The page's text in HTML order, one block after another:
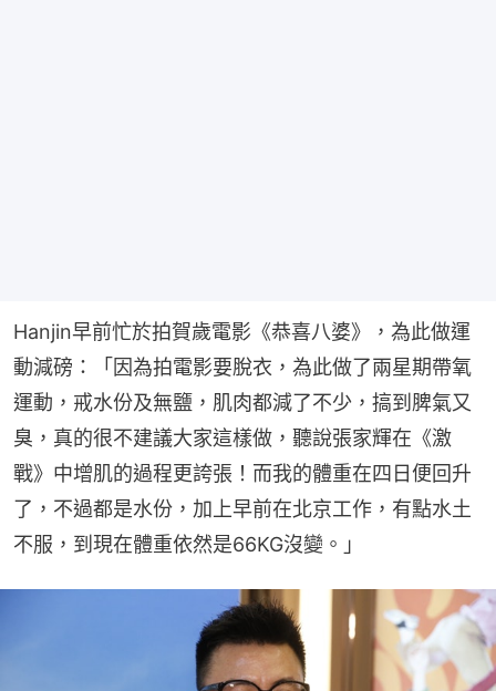
Hanjin早前忙於拍賀歲電影《恭喜八婆》，為此做運
動減磅：「因為拍電影要脫衣，為此做了兩星期帶氧
運動，戒水份及無鹽，肌肉都減了不少，搞到脾氣又
臭，真的很不建議大家這樣做，聽說張家輝在《激
戰》中增肌的過程更誇張！而我的體重在四日便回升
了，不過都是水份，加上早前在北京工作，有點水土
不服，到現在體重依然是66KG沒變。」